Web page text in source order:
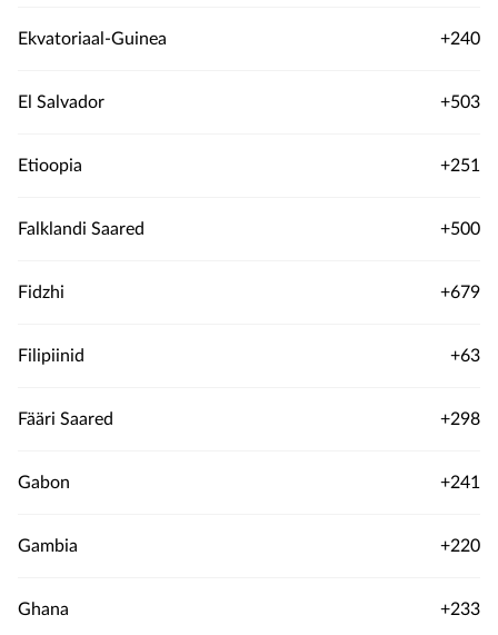
Ekvatoriaal-Guinea +240
El Salvador +503
Etioopia +251
Falklandi Saared +500
Fidzhi +679
Filipiinid +63
Fääri Saared +298
Gabon +241
Gambia +220
Ghana +233